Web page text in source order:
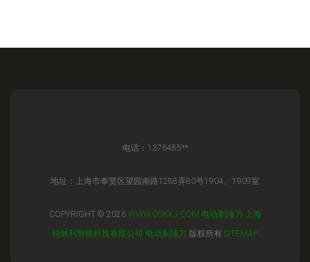
电话：1376485**
地址：上海市奉贤区望园南路1288弄80号1904、1909室
COPYRIGHT © 2026 WWW.OSKKJ.COM 电动剃须刀
上海
钝敢利智能科技有限公司 电动剃须刀 版权所有 SITEMAP